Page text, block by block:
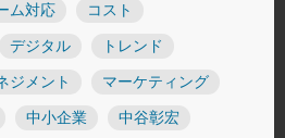
ム対応 コスト
デジタル トレンド
ジメント マーケティング
中小企業 中谷彰宏